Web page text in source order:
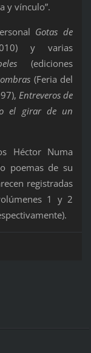
y vínculo”.
Gotas de
y varias
(ediciones
(Feria del
Entreveros de
el girar de un
Héctor Numa
poemas de su
registradas
1 y 2